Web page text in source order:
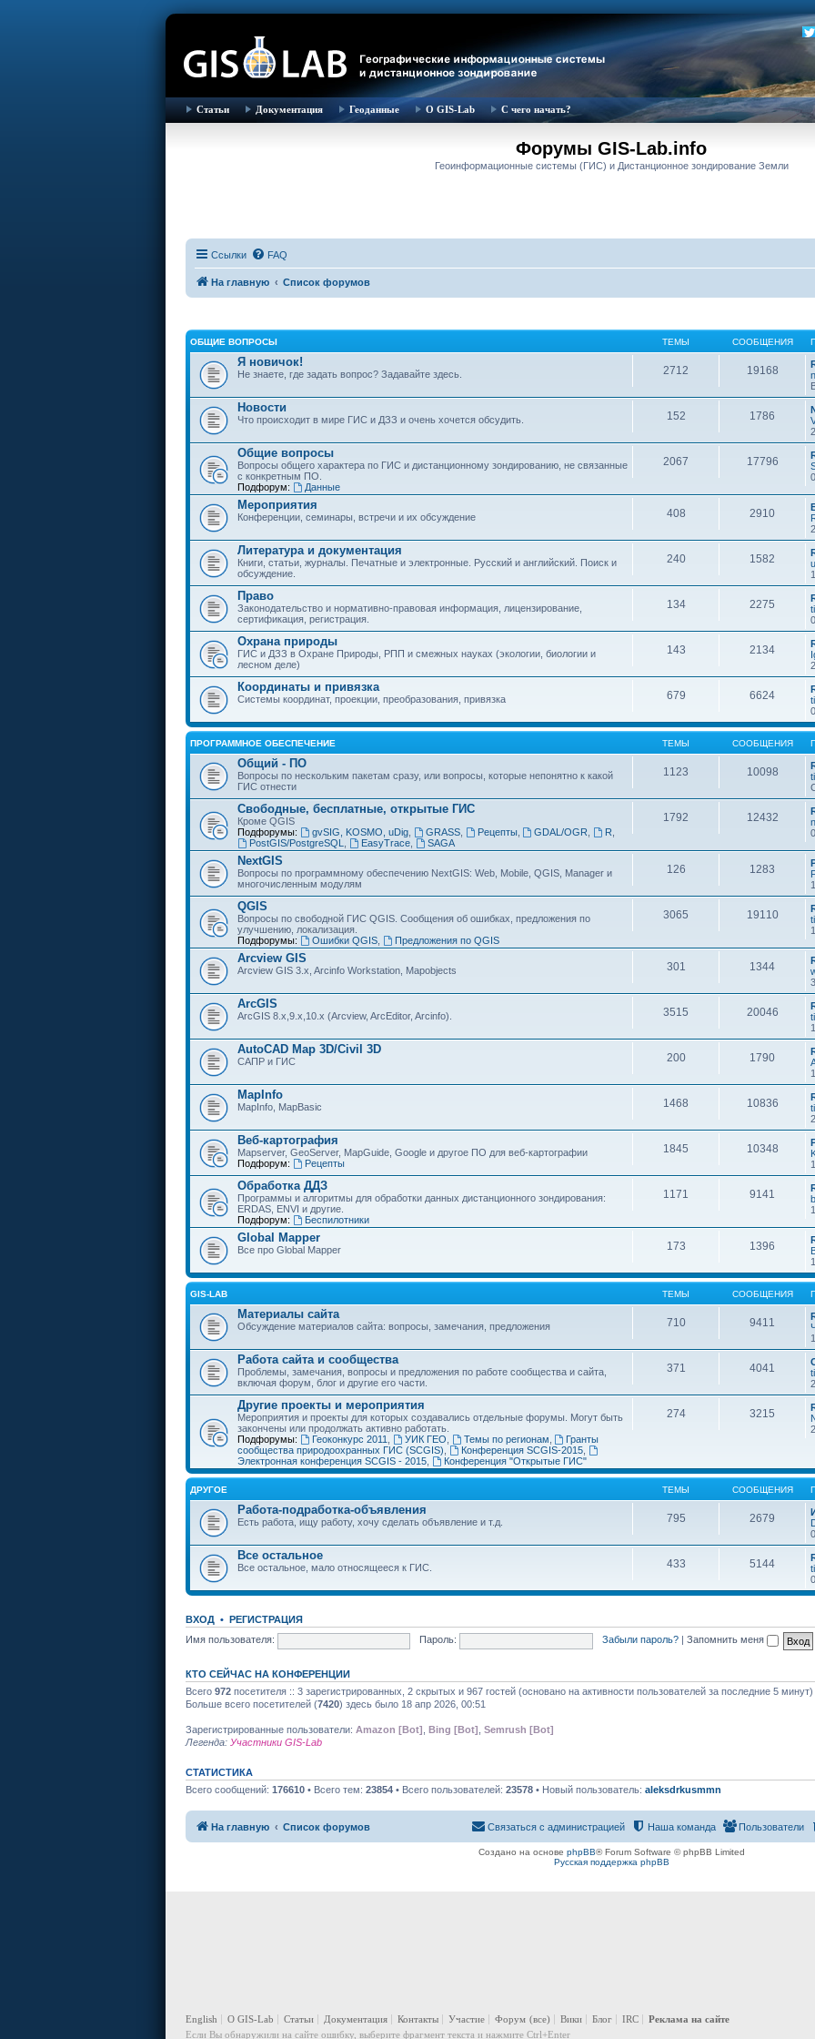
Статьи Документация Геоданные О GIS-Lab С чего начать?
Форумы GIS-Lab.info
Геоинформационные системы (ГИС) и Дистанционное зондирование Земли
Ссылки FAQ
На главную Список форумов
ОБЩИЕ ВОПРОСЫ ТЕМЫ СООБЩЕНИЯ
Я новичок!
Не знаете, где задать вопрос? Задавайте здесь. 2712 19168
Новости
Что происходит в мире ГИС и ДЗЗ и очень хочется обсудить. 152 1786
Общие вопросы
Вопросы общего характера по ГИС и дистанционному зондированию, не связанные
с конкретным ПО.
Подфорум:
Данные
2067 17796
Мероприятия
Конференции, семинары, встречи и их обсуждение 408 2910
Литература и документация
Книги, статьи, журналы. Печатные и электронные. Русский и английский. Поиск и
обсуждение.
240 1582
Право
Законодательство и нормативно-правовая информация, лицензирование,
сертификация, регистрация.
134 2275
Охрана природы
ГИС и ДЗЗ в Охране Природы, РПП и смежных науках (экологии, биологии и
лесном деле)
143 2134
Координаты и привязка
Системы координат, проекции, преобразования, привязка 679 6624
ПРОГРАММНОЕ ОБЕСПЕЧЕНИЕ ТЕМЫ СООБЩЕНИЯ
Общий - ПО
Вопросы по нескольким пакетам сразу, или вопросы, которые непонятно к какой
ГИС отнести
1123 10098
Свободные, бесплатные, открытые ГИС
Кроме QGIS
Подфорумы:
gvSIG, KOSMO, uDig, GRASS, Рецепты, GDAL/OGR R
PostGIS/PostgreSQL
EasyTrace, SAGA
1792 12432
NextGIS
Вопросы по программному обеспечению NextGIS: Web, Mobile, QGIS, Manager и
многочисленным модулям
126 1283
QGIS
Вопросы по свободной ГИС QGIS. Сообщения об ошибках, предложения по
улучшению, локализация.
Подфорумы:
Ошибки QGIS, Предложения по QGIS
3065 19110
Arcview GIS
Arcview GIS 3.x, Arcinfo Workstation, Mapobjects 301 1344
ArcGIS
ArcGIS 8.x,9.x,10.x (Arcview, ArcEditor, Arcinfo). 3515 20046
AutoCAD Map 3D/Civil 3D
САПР и ГИС 200 1790
MapInfo
MapInfo, MapBasic 1468 10836
Веб-картография
Mapserver, GeoServer, MapGuide, Google и другое ПО для веб-картографии
Подфорум:
Рецепты
1845 10348
Обработка ДДЗ
Программы и алгоритмы для обработки данных дистанционного зондирования:
ERDAS, ENVI и другие.
Подфорум:
Беспилотники
1171 9141
Global Mapper
Все про Global Mapper 173 1396
GIS-LAB ТЕМЫ СООБЩЕНИЯ
Материалы сайта
Обсуждение материалов сайта: вопросы, замечания, предложения 710 9411
Работа сайта и сообщества
Проблемы, замечания, вопросы и предложения по работе сообщества и сайта,
включая форум, блог и другие его части.
371 4041
Другие проекты и мероприятия
Мероприятия и проекты для которых создавались отдельные форумы. Могут быть
закончены или продолжать активно работать.
Подфорумы:
Геоконкурс 2011 УИК ГЕО Темы по регионам
Гранты
сообщества природоохранных ГИС (SCGIS)
Конференция SCGIS-2015,
Электронная конференция SCGIS - 2015
Конференция "Открытые ГИС"
274 3215
ДРУГОЕ ТЕМЫ СООБЩЕНИЯ
Работа-подработка-объявления
Есть работа, ищу работу, хочу сделать объявление и т.д. 795 2679
Все остальное
Все остальное, мало относящееся к ГИС. 433 5144
ВХОД • РЕГИСТРАЦИЯ
Имя пользователя:
Пароль: Забыли пароль? Запомнить меня
КТО СЕЙЧАС НА КОНФЕРЕНЦИИ
Всего 972 посетителя :: 3 зарегистрированных, 2 скрытых и 967 гостей (основано на активности пользователей за последние 5 минут)
Больше всего посетителей (7420) здесь было 18 апр 2026, 00:51
Зарегистрированные пользователи: Amazon [Bot] Bing [Bot] Semrush [Bot]
Легенда: Участники GIS-Lab
СТАТИСТИКА
Всего сообщений: 176610 • Всего тем: 23854 • Всего пользователей: 23578 • Новый пользователь: aleksdrkusmmn
На главную Список форумов Пользователи
Наша команда
Связаться с администрацией
Создано на основе phpBB® Forum Software © phpBB Limited
Русская поддержка phpBB
English О GIS-Lab Статьи Документация Контакты Участие Форум (все) Вики Блог IRC
Реклама на сайте
Если Вы обнаружили на сайте ошибку, выберите фрагмент текста и нажмите Ctrl+Enter